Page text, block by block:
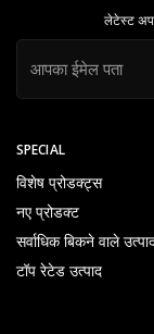
SPECIAL
विशेष प्रोडक्ट्स
नए प्रोडक्ट
सर्वाधिक बिकने वाले
टॉप रेटेड उत्पाद
लेटेस्ट